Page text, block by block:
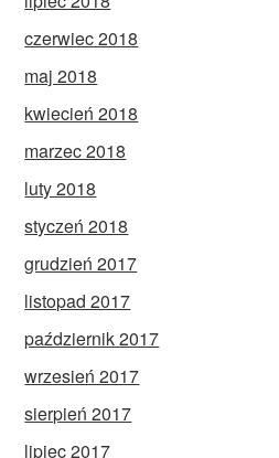
czerwiec 2018
maj 2018
kwiecień 2018
marzec 2018
luty 2018
styczeń 2018
grudzień 2017
listopad 2017
październik 2017
wrzesień 2017
sierpień 2017
lipiec 2017